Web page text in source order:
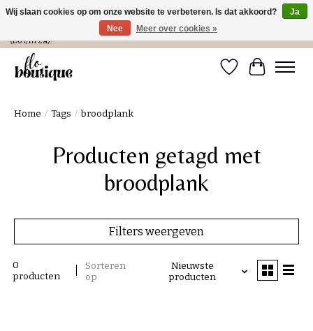
Verzending in NL € 4,99 en gratis bij een bestelling > € 100 of afhalen in de winkel
(Do t/m Za).
Verlanglijst
Home / Tags / broodplank
Producten getagd met
broodplank
Filters weergeven
0
producten
Sorteren
op
Nieuwste
producten
Wij slaan cookies op om onze website te verbeteren. Is dat akkoord?
Ja
Nee
Meer over cookies »